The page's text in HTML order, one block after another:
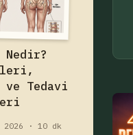
Nedir?
Tedavi
2026 · 10 dk
egzersiz ve
dahil tedavi
detaylıca
öğrenin.
hastalık
— yazıyı oku